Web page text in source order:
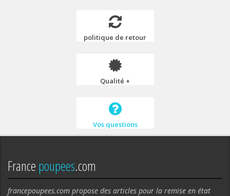
politique de retour
Qualité +
Vos questions
Francepoupees.com
francepoupees.com propose des articles pour la remise en état